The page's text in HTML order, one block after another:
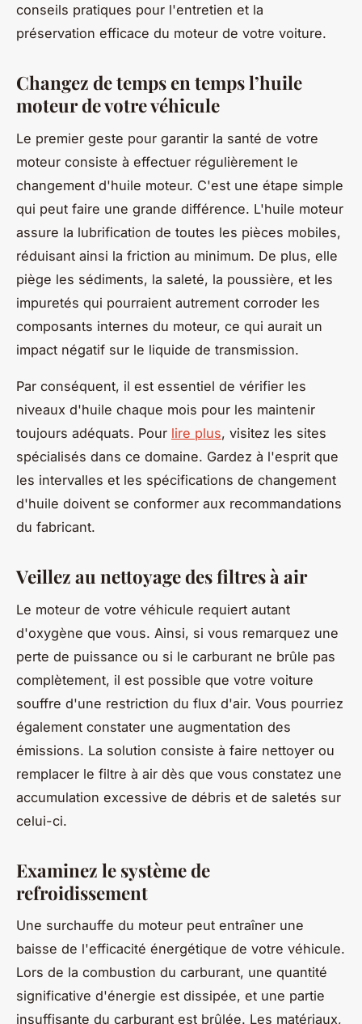
conseils pratiques pour l'entretien et la
préservation efficace du moteur de votre voiture.
Changez de temps en temps l’huile
moteur de votre véhicule
Le premier geste pour garantir la santé de votre
moteur consiste à effectuer régulièrement le
changement d'huile moteur. C'est une étape simple
qui peut faire une grande différence. L'huile moteur
assure la lubrification de toutes les pièces mobiles,
réduisant ainsi la friction au minimum. De plus, elle
piège les sédiments, la saleté, la poussière, et les
impuretés qui pourraient autrement corroder les
composants internes du moteur, ce qui aurait un
impact négatif sur le liquide de transmission.
Par conséquent, il est essentiel de vérifier les
niveaux d'huile chaque mois pour les maintenir
toujours adéquats. Pour lire plus, visitez les sites
spécialisés dans ce domaine. Gardez à l'esprit que
les intervalles et les spécifications de changement
d'huile doivent se conformer aux recommandations
du fabricant.
Veillez au nettoyage des filtres à air
Le moteur de votre véhicule requiert autant
d'oxygène que vous. Ainsi, si vous remarquez une
perte de puissance ou si le carburant ne brûle pas
complètement, il est possible que votre voiture
souffre d'une restriction du flux d'air. Vous pourriez
également constater une augmentation des
émissions. La solution consiste à faire nettoyer ou
remplacer le filtre à air dès que vous constatez une
accumulation excessive de débris et de saletés sur
celui-ci.
Examinez le système de
refroidissement
Une surchauffe du moteur peut entraîner une
baisse de l'efficacité énergétique de votre véhicule.
Lors de la combustion du carburant, une quantité
significative d'énergie est dissipée, et une partie
insuffisante du carburant est brûlée. Les matériaux,